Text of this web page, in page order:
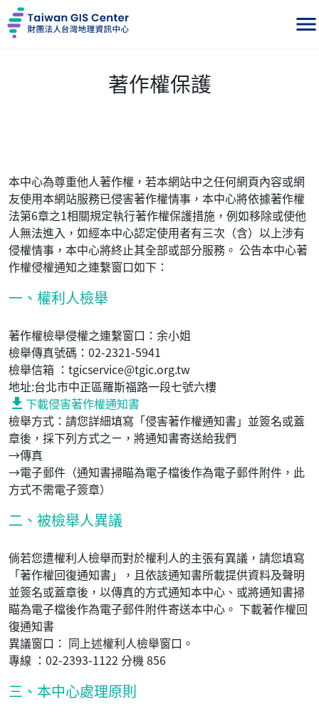
台灣地理資訊中心
menu
著作權保護
本中心為尊重他人著作權，若本網站中之任何網頁內容或網
友使用本網站服務已侵害著作權情事，本中心將依據著作權
法第6章之1相關規定執行著作權保護措施，例如移除或使他
人無法進入，如經本中心認定使用者有三次（含）以上涉有
侵權情事，本中心將終止其全部或部分服務。 公告本中心著
作權侵權通知之連繫窗口如下：
一、權利人檢舉
著作權檢舉侵權之連繫窗口：余小姐
檢舉傳真號碼：02-2321-5941
檢舉信箱 ：tgicservice@tgic.org.tw
地址:台北市中正區羅斯福路一段七號六樓
download 下載侵害著作權通知書
檢舉方式：請您詳細填寫「侵害著作權通知書」並簽名或蓋
章後，採下列方式之ㄧ，將通知書寄送給我們
→傳真
→電子郵件（通知書掃瞄為電子檔後作為電子郵件附件，此
方式不需電子簽章）
二、被檢舉人異議
倘若您遭權利人檢舉而對於權利人的主張有異議，請您填寫
「著作權回復通知書」，且依該通知書所載提供資料及聲明
並簽名或蓋章後，以傳真的方式通知本中心、或將通知書掃
瞄為電子檔後作為電子郵件附件寄送本中心。 下載著作權回
復通知書
異議窗口： 同上述權利人檢舉窗口。
專線 ：02-2393-1122 分機 856
三、本中心處理原則